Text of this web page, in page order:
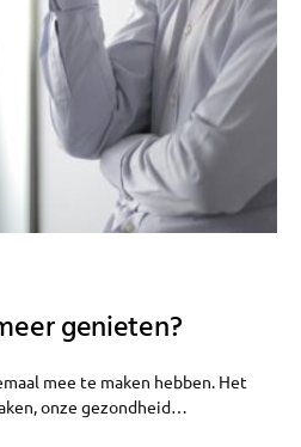
genieten?
mee te maken hebben. Het
onze gezondheid…